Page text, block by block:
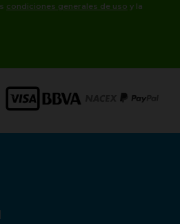
condiciones generales de uso y la